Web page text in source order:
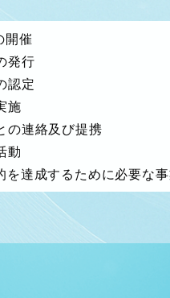
開催
発行
認定
施
の連絡及び提携
動
達成するために必要な